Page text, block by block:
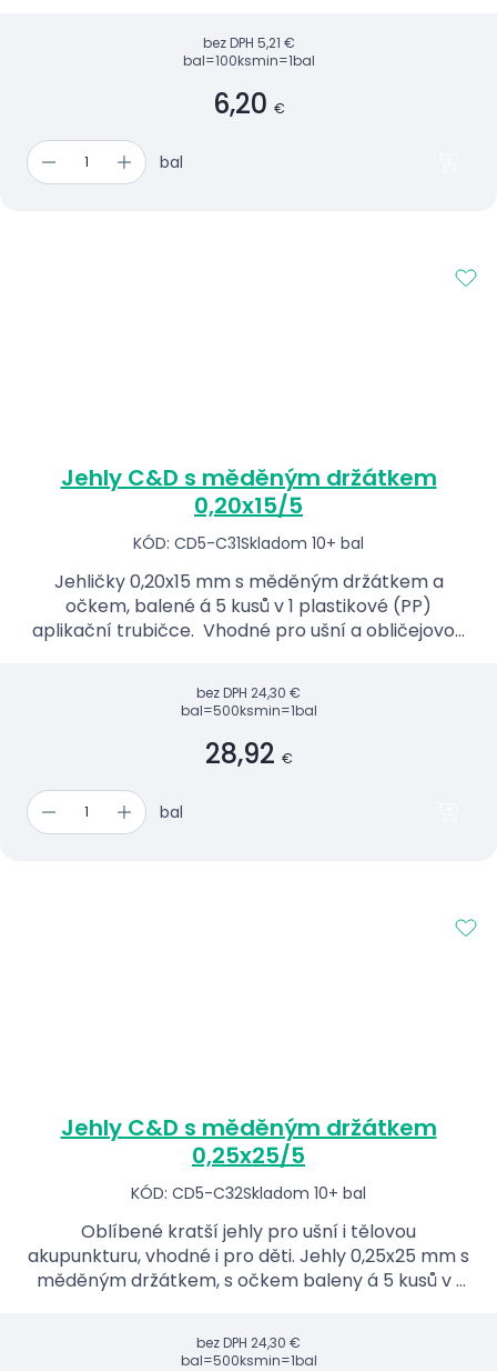
bez DPH 5,21 €
bal=100ksmin=1bal
6,20 €
bal
Jehly C&D s měděným držátkem
0,20x15/5
KÓD: CD5-C31Skladom 10+ bal
Jehličky 0,20x15 mm s měděným držátkem a
očkem, balené á 5 kusů v 1 plastikové (PP)
aplikační trubičce. Vhodné pro ušní a obličejovou
bez DPH 24,30 €
bal=500ksmin=1bal
28,92 €
bal
Jehly C&D s měděným držátkem
0,25x25/5
KÓD: CD5-C32Skladom 10+ bal
Oblíbené kratší jehly pro ušní i tělovou
akupunkturu, vhodné i pro děti. Jehly 0,25x25 mm s
měděným držátkem, s očkem baleny á 5 kusů v 1
bez DPH 24,30 €
bal=500ksmin=1bal